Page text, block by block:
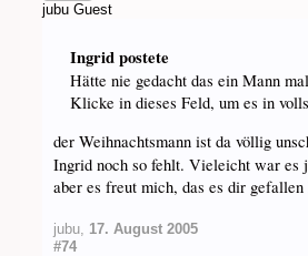
jubu Guest
Ingrid postete
Hätte nie gedacht das ein Mann
Klicke in dieses Feld, um es in
der Weihnachtsmann ist da völlig
Ingrid noch so fehlt. Vieleicht war es
aber es freut mich, das es dir
jubu 17. August 2005
#74